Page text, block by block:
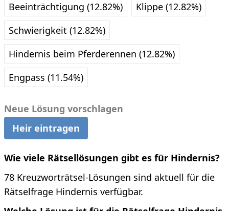
Beeinträchtigung (12.82%)
Klippe (12.82%)
Schwierigkeit (12.82%)
Hindernis beim Pferderennen (12.82%)
Engpass (11.54%)
Neue Lösung vorschlagen
Heir eintragen
Wie viele Rätsellösungen gibt es für Hindernis?
78 Kreuzworträtsel-Lösungen sind aktuell für die
Rätselfrage Hindernis verfügbar.